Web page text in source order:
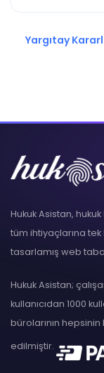
Yargıtay
Hukuk Asistan,
tüm ihtiyaçlarına
tasarlamış web
Hukuk Asistan;
kullanıcıdan 1000
bürolarının
edilmiştir.